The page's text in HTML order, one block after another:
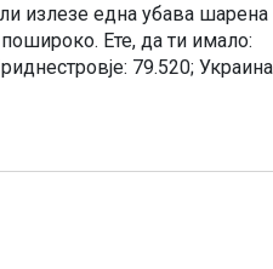
излезе една убава шарена
Ете, да ти имало:
79.520;